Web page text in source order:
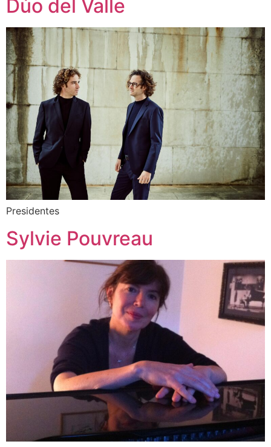
Dúo del Valle
Presidentes
Sylvie Pouvreau